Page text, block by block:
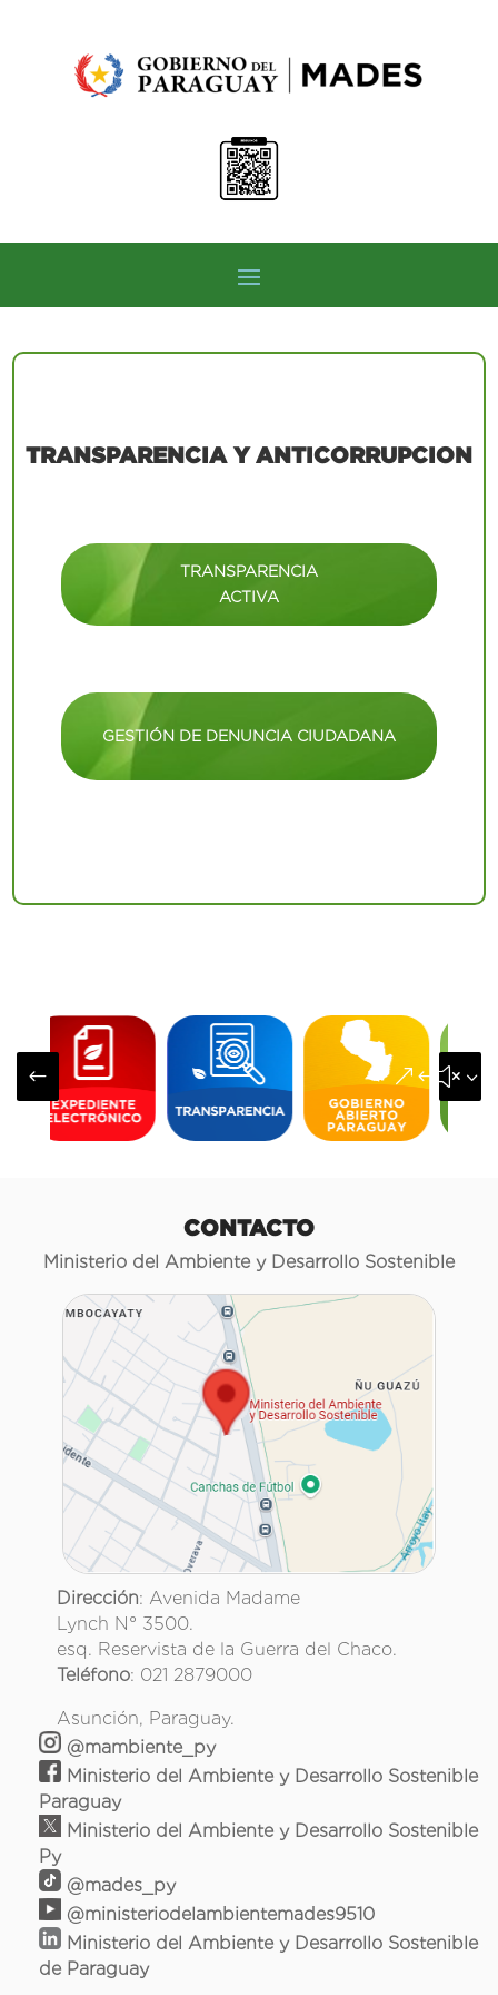
TRANSPARENCIA Y ANTICORRUPCION
TRANSPARENCIA
ACTIVA
GESTIÓN DE DENUNCIA CIUDADANA
#
CONTACTO
Ministerio del Ambiente y Desarrollo Sostenible
Dirección: Avenida Madame
Lynch N° 3500.
esq. Reservista de la Guerra del Chaco.
Teléfono: 021 2879000
Asunción, Paraguay.
@mambiente_py
Ministerio del Ambiente y Desarrollo Sostenible
Paraguay
Ministerio del Ambiente y Desarrollo Sostenible
Py
@mades_py
@ministeriodelambientemades9510
Ministerio del Ambiente y Desarrollo Sostenible
de Paraguay